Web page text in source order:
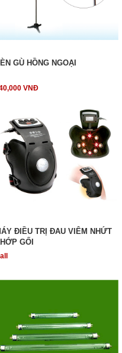
GÙ HỒNG NGOẠI
VNĐ
ĐIỀU TRỊ ĐAU VIÊM NHỨT
GỐI